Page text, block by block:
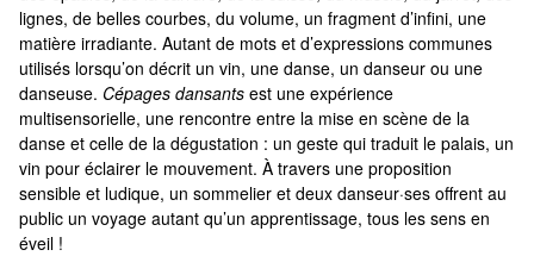
lignes, de belles courbes, du volume, un fragment d’infini, une
matière irradiante. Autant de mots et d’expressions communes
utilisés lorsqu’on décrit un vin, une danse, un danseur ou une
danseuse. Cépages dansants est une expérience
multisensorielle, une rencontre entre la mise en scène de la
danse et celle de la dégustation : un geste qui traduit le palais, un
vin pour éclairer le mouvement. À travers une proposition
sensible et ludique, un sommelier et deux danseur·ses offrent au
public un voyage autant qu’un apprentissage, tous les sens en
éveil !